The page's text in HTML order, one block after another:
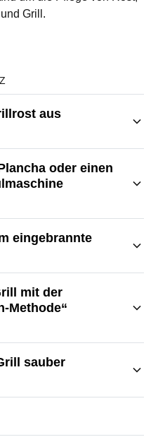
Grill.
aus
oder einen
eingebrannte
mit der
Methode“
sauber